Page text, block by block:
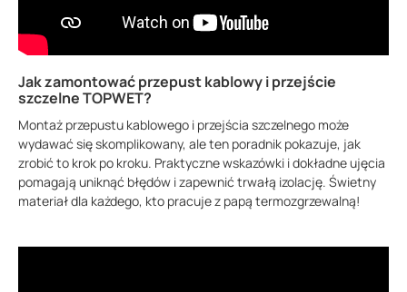
Jak zamontować przepust kablowy i przejście
szczelne TOPWET?
Montaż przepustu kablowego i przejścia szczelnego może
wydawać się skomplikowany, ale ten poradnik pokazuje, jak
zrobić to krok po kroku. Praktyczne wskazówki i dokładne ujęcia
pomagają uniknąć błędów i zapewnić trwałą izolację. Świetny
materiał dla każdego, kto pracuje z papą termozgrzewalną!